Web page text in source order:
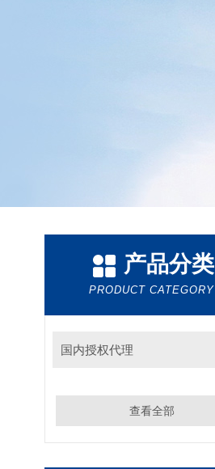
产品分类
PRODUCT CATEGORY
国内授权代理
查看全部